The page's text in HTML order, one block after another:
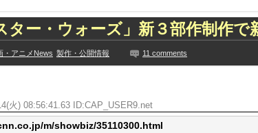
技に初挑戦‼
ズリ‼
意見や総括を踏まえ、適...
ない【梅咲遥】
入れる
【動画撮影OK
【熊本地震】イ
バック駐車の練
ター・ウォーズ」新３部作制作
・アニメNews 製作・公開情報 11 comments
火) 08:56:41.63 ID:CAP_USER9.net
m/showbiz/35110300.html